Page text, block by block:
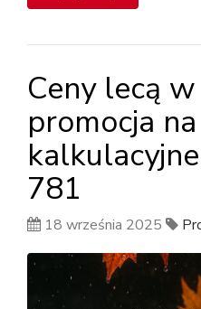
Ceny lecą w
promocja
781
18 września 2025